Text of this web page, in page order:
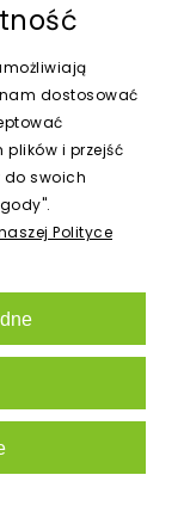
dostosować
plików i przejść
do swoich
Polityce